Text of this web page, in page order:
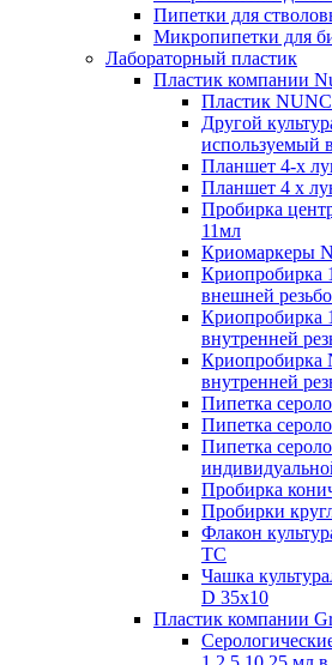
Пипетки для
Микропипетки для
Лабораторный пластик
Пластик компании
Пластик
Другой
используемый
Планшет 4-х
Планшет 4 х
Пробирка
11мл
Криомаркеры
Криопробирка
внешней
Криопробирка
внутренней
Криопробирка
внутренней
Пипетка
Пипетка
Пипетка
Пробирка
Пробирки
Флакон
TC
Чашка
D 35x10
Пластик компании